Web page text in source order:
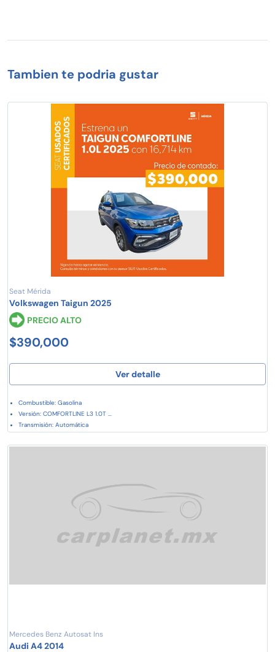
Tambien te podria gustar
Seat Mérida
Volkswagen Taigun 2025
PRECIO ALTO
$390,000
Ver detalle
Combustible: Gasolina
Versión: COMFORTLINE L3 1.0T ...
Transmisión: Automática
Mercedes Benz Autosat Ins
Audi A4 2014